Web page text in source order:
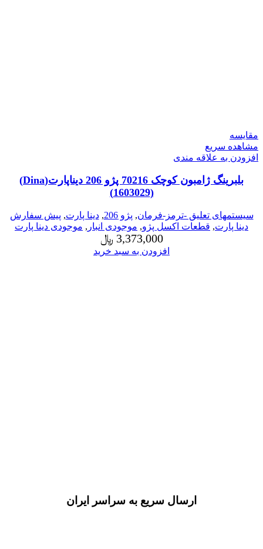
مقایسه
مشاهده سریع
افزودن به علاقه مندی
بلبرینگ ژامبون کوچک 70216 پژو 206 دیناپارت(Dina)
(1603029)
سیستمهای تعلیق -ترمز-فرمان, پژو 206 ,دینا پارت, پیش سفارش
دینا پارت, قطعات اکسل پژو, موجودی انبار , موجودی دینا پارت
3,373,000 ﷼
افزودن به سبد خرید
ارسال سریع به سراسر ایران